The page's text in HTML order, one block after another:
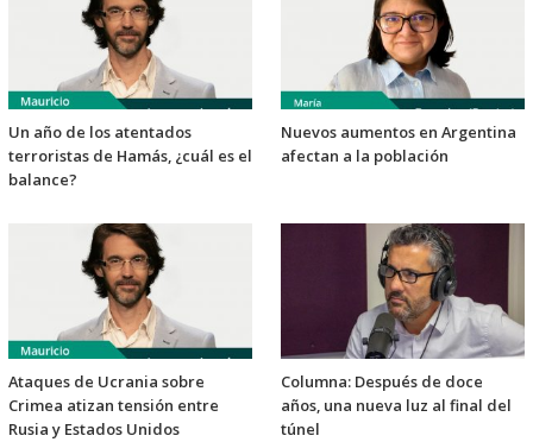
Un año de los atentados
terroristas de Hamás, ¿cuál es el
balance?
Nuevos aumentos en Argentina
afectan a la población
Ataques de Ucrania sobre
Crimea atizan tensión entre
Rusia y Estados Unidos
Columna: Después de doce
años, una nueva luz al final del
túnel